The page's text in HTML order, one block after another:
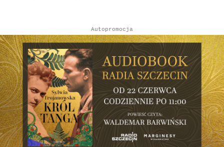
Autopromocja